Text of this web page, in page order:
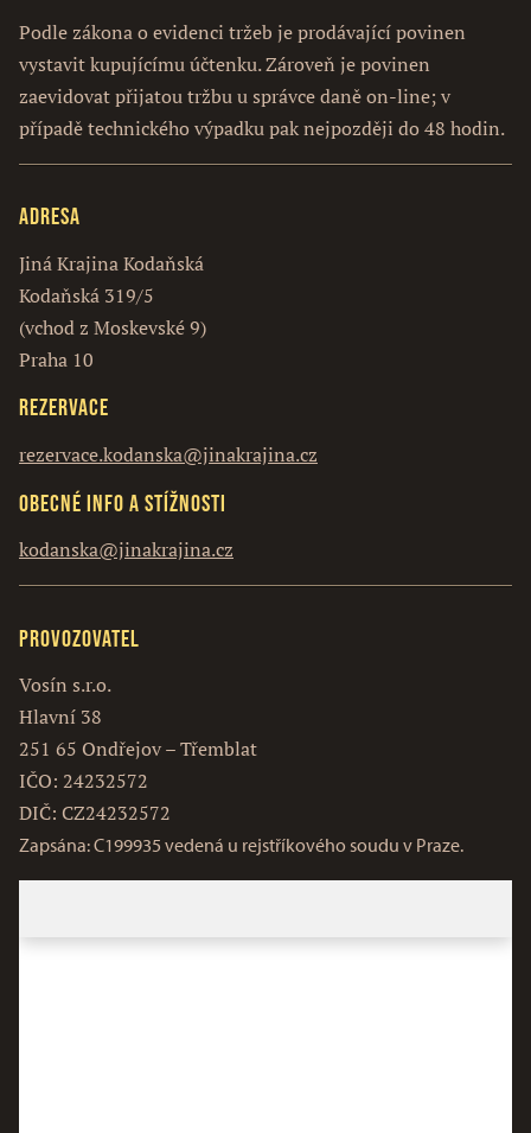
Podle zákona o evidenci tržeb je prodávající povinen
vystavit kupujícímu účtenku. Zároveň je povinen
zaevidovat přijatou tržbu u správce daně on-line; v
případě technického výpadku pak nejpozději do 48 hodin.
Adresa
Jiná Krajina Kodaňská
Kodaňská 319/5
(vchod z Moskevské 9)
Praha 10
Rezervace
rezervace.kodanska@jinakrajina.cz
Obecné info a stížnosti
kodanska@jinakrajina.cz
Provozovatel
Vosín s.r.o.
Hlavní 38
251 65 Ondřejov – Třemblat
IČO: 24232572
DIČ: CZ24232572
Zapsána: C199935 vedená u rejstříkového soudu v Praze.